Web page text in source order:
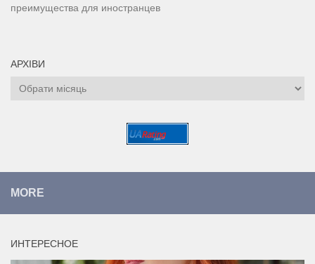
преимущества для иностранцев
АРХІВИ
Архіви
MORE
ИНТЕРЕСНОЕ